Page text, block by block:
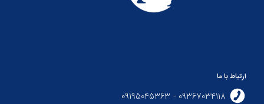
ارتباط با ما
09367034118 - 09195045363